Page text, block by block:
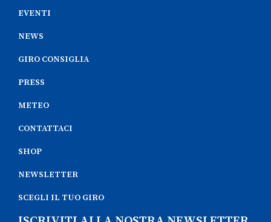
EVENTI
NEWS
GIRO CONSIGLIA
PRESS
METEO
CONTATTACI
SHOP
NEWSLETTER
SCEGLI IL TUO GIRO